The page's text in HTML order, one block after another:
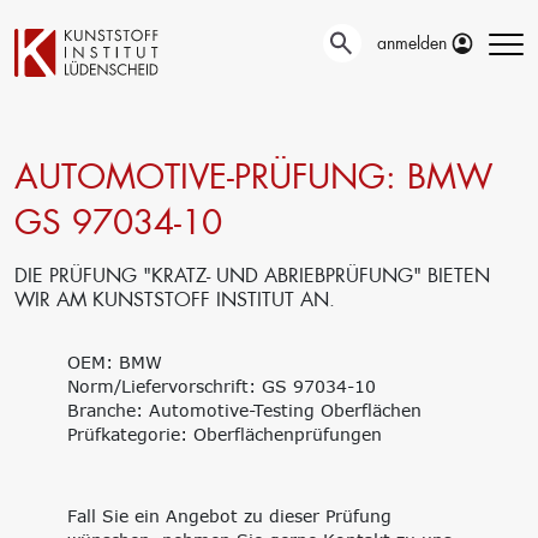
anmelden
Technische
Entwicklung
Neue Materialien
Anwendungstechnik
Aktuelle
Prüfung
Automotive- und
Material– &
Schadensanalyse
Recycling
Aus- und
Weiterbildung
Unser Portfolio
Erstausbildung
Forschung
Projekte fördern lassen
Forschungsinfrastruktur
Precursor
AUTOMOTIVE-PRÜFUNG: BMW
GS 97034-10
DIE PRÜFUNG "KRATZ- UND ABRIEBPRÜFUNG" BIETEN
WIR AM KUNSTSTOFF INSTITUT AN.
OEM: BMW
Norm/Liefervorschrift: GS 97034-10
Branche: Automotive-Testing Oberflächen
Prüfkategorie: Oberflächenprüfungen
Fall Sie ein Angebot zu dieser Prüfung